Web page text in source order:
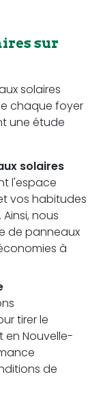
sur
solaires
chaque foyer
une étude
solaires
l'espace
vos habitudes
nous
de panneaux
à
tirer le
en Nouvelle-
de